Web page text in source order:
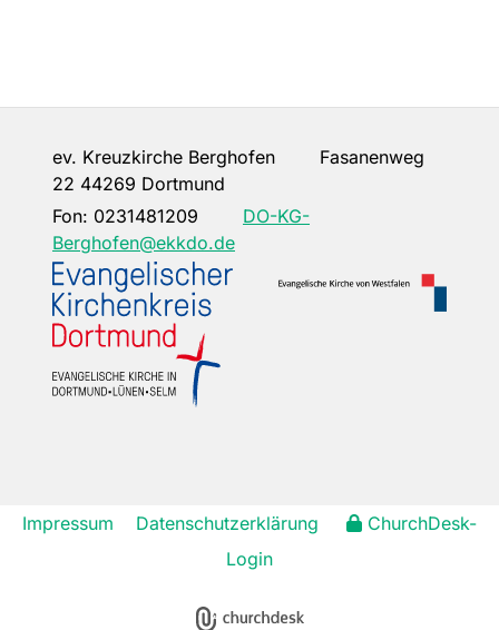
ev. Kreuzkirche Berghofen Fasanenweg
22 44269 Dortmund
Fon: 0231481209
DO-KG-
Berghofen@ekkdo.de
Impressum Datenschutzerklärung
ChurchDesk-
Login